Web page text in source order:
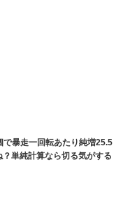
暴走一回転あたり純増25.5
単純計算なら切る気がする